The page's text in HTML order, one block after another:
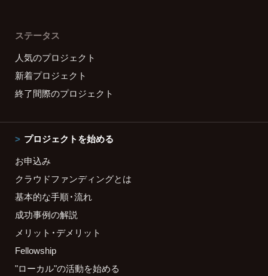
ステータス
人気のプロジェクト
新着プロジェクト
終了間際のプロジェクト
プロジェクトを始める
お申込み
クラウドファンディングとは
基本的な手順・流れ
成功事例の解説
メリット・デメリット
Fellowship
"ローカル"の活動を始める